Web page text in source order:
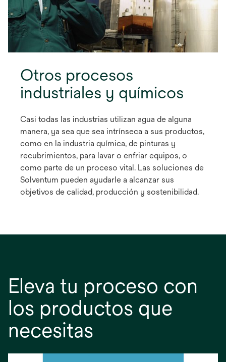
Otros procesos
industriales y químicos
Casi todas las industrias utilizan agua de alguna
manera, ya sea que sea intrínseca a sus productos,
como en la industria química, de pinturas y
recubrimientos, para lavar o enfriar equipos, o
como parte de un proceso vital. Las soluciones de
Solventum pueden ayudarle a alcanzar sus
objetivos de calidad, producción y sostenibilidad.
Eleva tu proceso con
los productos que
necesitas